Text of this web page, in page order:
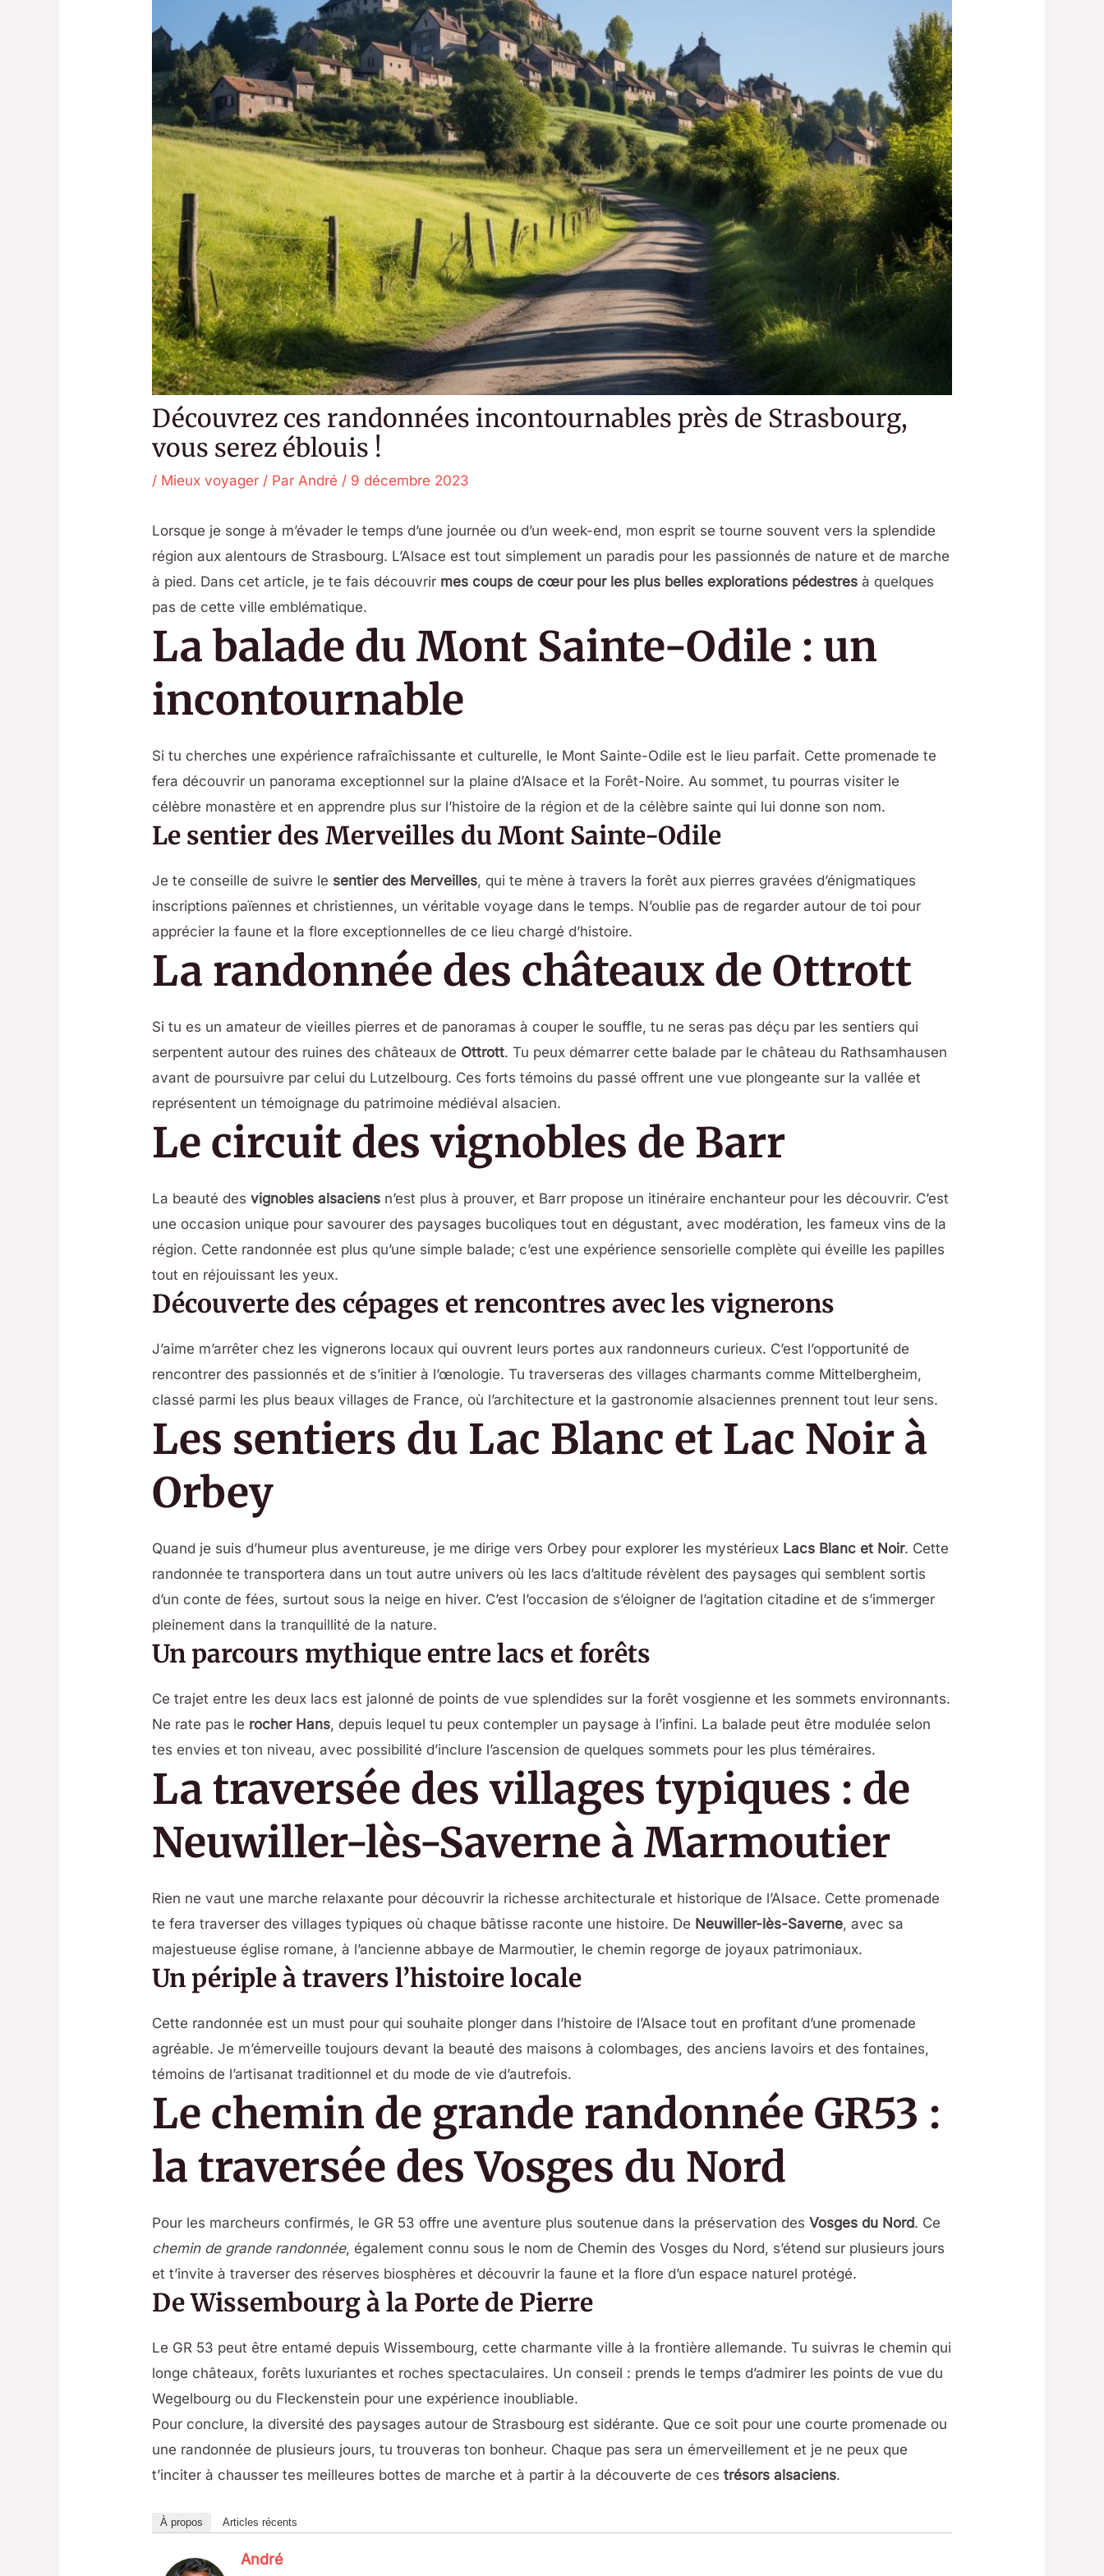
Découvrez ces randonnées incontournables près de Strasbourg,
vous serez éblouis !
/ Mieux voyager / Par André / 9 décembre 2023
Lorsque je songe à m’évader le temps d’une journée ou d’un week-end, mon esprit se tourne souvent vers la splendide
région aux alentours de Strasbourg. L’Alsace est tout simplement un paradis pour les passionnés de nature et de marche
à pied. Dans cet article, je te fais découvrir mes coups de cœur pour les plus belles explorations pédestres à quelques
pas de cette ville emblématique.
La balade du Mont Sainte-Odile : un
incontournable
Si tu cherches une expérience rafraîchissante et culturelle, le Mont Sainte-Odile est le lieu parfait. Cette promenade te
fera découvrir un panorama exceptionnel sur la plaine d’Alsace et la Forêt-Noire. Au sommet, tu pourras visiter le
célèbre monastère et en apprendre plus sur l’histoire de la région et de la célèbre sainte qui lui donne son nom.
Le sentier des Merveilles du Mont Sainte-Odile
Je te conseille de suivre le sentier des Merveilles, qui te mène à travers la forêt aux pierres gravées d’énigmatiques
inscriptions païennes et christiennes, un véritable voyage dans le temps. N’oublie pas de regarder autour de toi pour
apprécier la faune et la flore exceptionnelles de ce lieu chargé d’histoire.
La randonnée des châteaux de Ottrott
Si tu es un amateur de vieilles pierres et de panoramas à couper le souffle, tu ne seras pas déçu par les sentiers qui
serpentent autour des ruines des châteaux de Ottrott. Tu peux démarrer cette balade par le château du Rathsamhausen
avant de poursuivre par celui du Lutzelbourg. Ces forts témoins du passé offrent une vue plongeante sur la vallée et
représentent un témoignage du patrimoine médiéval alsacien.
Le circuit des vignobles de Barr
La beauté desvignobles alsaciens n’est plus à prouver, et Barr propose un itinéraire enchanteur pour les découvrir. C’est
une occasion unique pour savourer des paysages bucoliques tout en dégustant, avec modération, les fameux vins de la
région. Cette randonnée est plus qu’une simple balade; c’est une expérience sensorielle complète qui éveille les papilles
tout en réjouissant les yeux.
Découverte des cépages et rencontres avec les vignerons
J’aime m’arrêter chez les vignerons locaux qui ouvrent leurs portes aux randonneurs curieux. C’est l’opportunité de
rencontrer des passionnés et de s’initier à l’œnologie. Tu traverseras des villages charmants comme Mittelbergheim,
classé parmi les plus beaux villages de France, où l’architecture et la gastronomie alsaciennes prennent tout leur sens.
Les sentiers du Lac Blanc et Lac Noir à
Orbey
Quand je suis d’humeur plus aventureuse, je me dirige vers Orbey pour explorer les mystérieux Lacs Blanc et Noir. Cette
randonnée te transportera dans un tout autre univers où les lacs d’altitude révèlent des paysages qui semblent sortis
d’un conte de fées, surtout sous la neige en hiver. C’est l’occasion de s’éloigner de l’agitation citadine et de s’immerger
pleinement dans la tranquillité de la nature.
Un parcours mythique entre lacs et forêts
Ce trajet entre les deux lacs est jalonné de points de vue splendides sur la forêt vosgienne et les sommets environnants.
Ne rate pas le rocher Hans, depuis lequel tu peux contempler un paysage à l’infini. La balade peut être modulée selon
tes envies et ton niveau, avec possibilité d’inclure l’ascension de quelques sommets pour les plus téméraires.
La traversée des villages typiques : de
Neuwiller-lès-Saverne à Marmoutier
Rien ne vaut une marche relaxante pour découvrir la richesse architecturale et historique de l’Alsace. Cette promenade
te fera traverser des villages typiques où chaque bâtisse raconte une histoire. De Neuwiller-lès-Saverne, avec sa
majestueuse église romane, à l’ancienne abbaye de Marmoutier, le chemin regorge de joyaux patrimoniaux.
Un périple à travers l’histoire locale
Cette randonnée est un must pour qui souhaite plonger dans l’histoire de l’Alsace tout en profitant d’une promenade
agréable. Je m’émerveille toujours devant la beauté des maisons à colombages, des anciens lavoirs et des fontaines,
témoins de l’artisanat traditionnel et du mode de vie d’autrefois.
Le chemin de grande randonnée GR53 :
la traversée des Vosges du Nord
Pour les marcheurs confirmés, le GR 53 offre une aventure plus soutenue dans la préservation desVosges du Nord. Ce
chemin de grande randonnée, également connu sous le nom de Chemin des Vosges du Nord, s’étend sur plusieurs jours
et t’invite à traverser des réserves biosphères et découvrir la faune et la flore d’un espace naturel protégé.
De Wissembourg à la Porte de Pierre
Le GR 53 peut être entamé depuis Wissembourg, cette charmante ville à la frontière allemande. Tu suivras le chemin qui
longe châteaux, forêts luxuriantes et roches spectaculaires. Un conseil : prends le temps d’admirer les points de vue du
Wegelbourg ou du Fleckenstein pour une expérience inoubliable.
Pour conclure, la diversité des paysages autour de Strasbourg est sidérante. Que ce soit pour une courte promenade ou
une randonnée de plusieurs jours, tu trouveras ton bonheur. Chaque pas sera un émerveillement et je ne peux que
t’inciter à chausser tes meilleures bottes de marche et à partir à la découverte de cestrésors alsaciens.
À propos Articles récents
André